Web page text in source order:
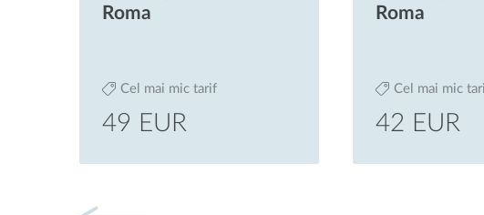
Roma
Cel mai mic tarif
49 EUR
Roma
Cel mai mic
42 EUR